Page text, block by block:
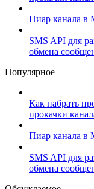
Пиар канала в
SMS API для
обмена
Популярное
Как набрать
прокачки
Пиар канала в
SMS API для
обмена